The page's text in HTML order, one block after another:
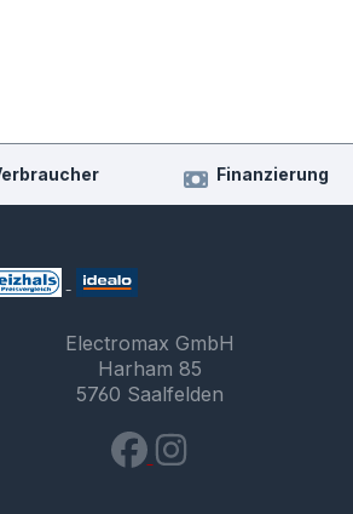
Finanzierung
Electromax GmbH
Harham 85
5760 Saalfelden